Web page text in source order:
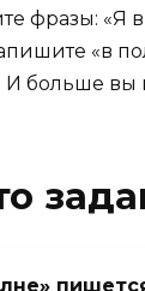
фразы: «Я
«в
больше вы